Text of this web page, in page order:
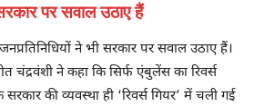
पर सवाल उठाए हैं
ने भी सरकार पर सवाल उठाए हैं।
चंद्रवंशी ने कहा कि सिर्फ एंबुलेंस का रिवर्स
की व्यवस्था ही ‘रिवर्स गियर’ में चली गई